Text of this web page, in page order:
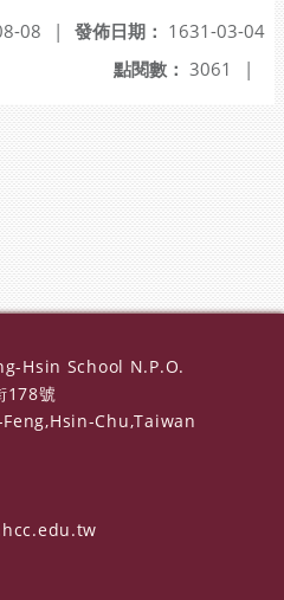
發佈日期： 1631-03-04
08
|
點閱數： 3061 |
Hsin School N.P.O.
178號
Chu,Taiwan